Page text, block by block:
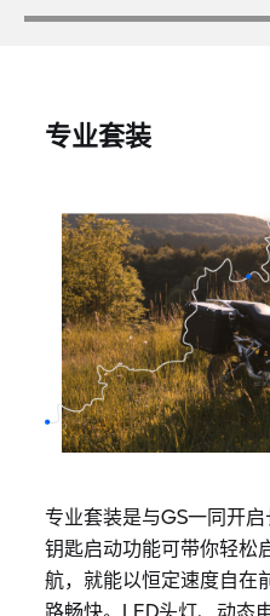
专业套装
专业套装是与GS一同开
钥匙启动功能可带你轻松
航，就能以恒定速度自在